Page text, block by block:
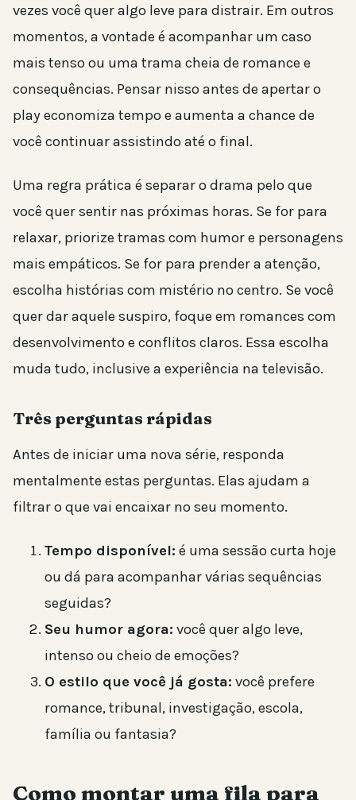
vezes você quer algo leve para distrair. Em outros
momentos, a vontade é acompanhar um caso
mais tenso ou uma trama cheia de romance e
consequências. Pensar nisso antes de apertar o
play economiza tempo e aumenta a chance de
você continuar assistindo até o final.
Uma regra prática é separar o drama pelo que
você quer sentir nas próximas horas. Se for para
relaxar, priorize tramas com humor e personagens
mais empáticos. Se for para prender a atenção,
escolha histórias com mistério no centro. Se você
quer dar aquele suspiro, foque em romances com
desenvolvimento e conflitos claros. Essa escolha
muda tudo, inclusive a experiência na televisão.
Três perguntas rápidas
Antes de iniciar uma nova série, responda
mentalmente estas perguntas. Elas ajudam a
filtrar o que vai encaixar no seu momento.
Tempo disponível: é uma sessão curta hoje
ou dá para acompanhar várias sequências
seguidas?
Seu humor agora: você quer algo leve,
intenso ou cheio de emoções?
O estilo que você já gosta: você prefere
romance, tribunal, investigação, escola,
família ou fantasia?
Como montar uma fila para